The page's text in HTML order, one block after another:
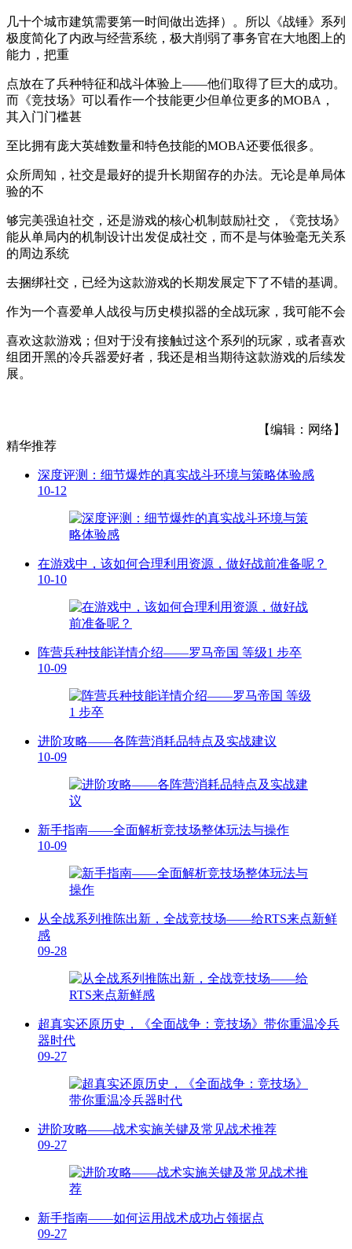
几十个城市建筑需要第一时间做出选择）。所以《战锤》系列
极度简化了内政与经营系统，极大削弱了事务官在大地图上的
能力，把重
点放在了兵种特征和战斗体验上——他们取得了巨大的成功。
而《竞技场》可以看作一个技能更少但单位更多的MOBA，
其入门门槛甚
至比拥有庞大英雄数量和特色技能的MOBA还要低很多。
众所周知，社交是最好的提升长期留存的办法。无论是单局体
验的不
够完美强迫社交，还是游戏的核心机制鼓励社交，《竞技场》
能从单局内的机制设计出发促成社交，而不是与体验毫无关系
的周边系统
去捆绑社交，已经为这款游戏的长期发展定下了不错的基调。
作为一个喜爱单人战役与历史模拟器的全战玩家，我可能不会
喜欢这款游戏；但对于没有接触过这个系列的玩家，或者喜欢
组团开黑的冷兵器爱好者，我还是相当期待这款游戏的后续发
展。
【编辑：网络】
精华推荐
深度评测：细节爆炸的真实战斗环境与策略体验感
10-12
在游戏中，该如何合理利用资源，做好战前准备呢？
10-10
阵营兵种技能详情介绍——罗马帝国 等级1 步卒
10-09
进阶攻略——各阵营消耗品特点及实战建议
10-09
新手指南——全面解析竞技场整体玩法与操作
10-09
从全战系列推陈出新，全战竞技场——给RTS来点新鲜
感
09-28
超真实还原历史，《全面战争：竞技场》带你重温冷兵
器时代
09-27
进阶攻略——战术实施关键及常见战术推荐
09-27
新手指南——如何运用战术成功占领据点
09-27